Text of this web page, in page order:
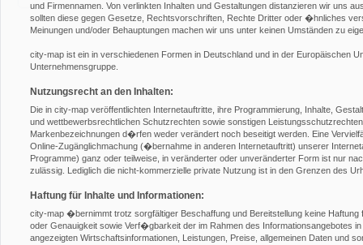
und Firmennamen. Von verlinkten Inhalten und Gestaltungen distanzieren wir uns
sollten diese gegen Gesetze, Rechtsvorschriften, Rechte Dritter oder �hnliches
Meinungen und/oder Behauptungen machen wir uns unter keinen Umständen zu
city-map ist ein in verschiedenen Formen in Deutschland und in der Europäischen
Unternehmensgruppe.
Nutzungsrecht an den Inhalten:
Die in city-map veröffentlichten Internetauftritte, ihre Programmierung, Inhalte,
und wettbewerbsrechtlichen Schutzrechten sowie sonstigen
Markenbezeichnungen d�rfen weder verändert noch beseitigt werden. Eine
Online-Zugänglichmachung (�bernahme in anderen Internetauftritt) unserer
Programme) ganz oder teilweise, in veränderter oder unveränderter Form ist nur
zulässig. Lediglich die nicht-kommerzielle private Nutzung ist in den Grenzen des
Haftung für Inhalte und Informationen:
city-map �bernimmt trotz sorgfältiger Beschaffung und Bereitstellung keine
oder Genauigkeit sowie Verf�gbarkeit der im Rahmen des Informationsangebotes
angezeigten Wirtschaftsinformationen, Leistungen, Preise, allgemeinen Daten und